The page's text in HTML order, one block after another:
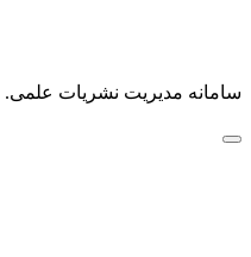
سامانه مدیریت نشریات علمی.